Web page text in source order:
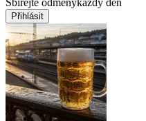
Přihlásit